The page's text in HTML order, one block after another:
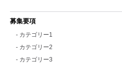
募集要項
- カテゴリー1
- カテゴリー2
- カテゴリー3